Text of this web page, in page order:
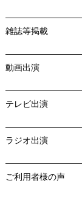
雑誌等掲載
動画出演
テレビ出演
ラジオ出演
ご利用者様の声